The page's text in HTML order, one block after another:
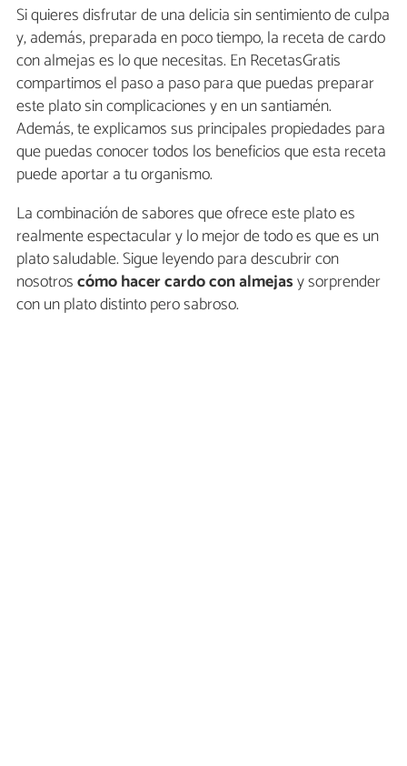
Si quieres disfrutar de una delicia sin sentimiento de culpa
y, además, preparada en poco tiempo, la receta de cardo
con almejas es lo que necesitas. En RecetasGratis
compartimos el paso a paso para que puedas preparar
este plato sin complicaciones y en un santiamén.
Además, te explicamos sus principales propiedades para
que puedas conocer todos los beneficios que esta receta
puede aportar a tu organismo.
La combinación de sabores que ofrece este plato es
realmente espectacular y lo mejor de todo es que es un
plato saludable. Sigue leyendo para descubrir con
nosotroscómo hacer cardo con almejasy sorprender
con un plato distinto pero sabroso.